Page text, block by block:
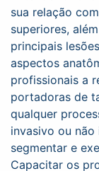
sua relação
superiores,
principais
aspectos
profissionais a
portadoras de
qualquer
invasivo ou
segmentar e
Capacitar os